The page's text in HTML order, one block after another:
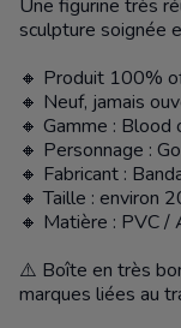
Une figurine très
sculpture soignée
🔸 Produit 100%
🔸 Neuf, jamais
🔸 Gamme : Blood
🔸 Personnage :
🔸 Fabricant :
🔸 Taille : environ
🔸 Matière : PVC /
⚠️ Boîte en très
marques liées au